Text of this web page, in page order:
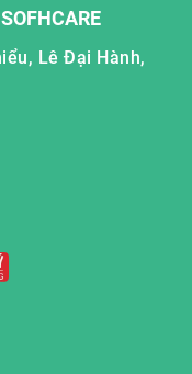
Lê Đại Hành,